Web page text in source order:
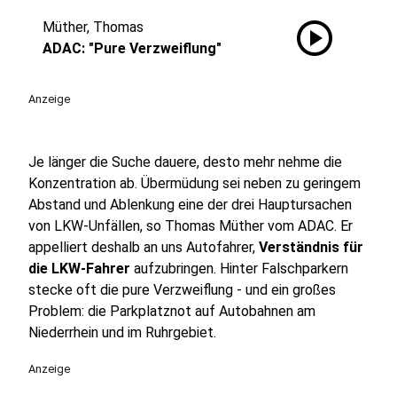
Müther, Thomas
ADAC: "Pure Verzweiflung"
play_circle
Anzeige
Je länger die Suche dauere, desto mehr nehme die
Konzentration ab. Übermüdung sei neben zu geringem
Abstand und Ablenkung eine der drei Hauptursachen
von LKW-Unfällen, so Thomas Müther vom ADAC. Er
appelliert deshalb an uns Autofahrer, Verständnis für
die LKW-Fahrer aufzubringen. Hinter Falschparkern
stecke oft die pure Verzweiflung - und ein großes
Problem: die Parkplatznot auf Autobahnen am
Niederrhein und im Ruhrgebiet.
Anzeige